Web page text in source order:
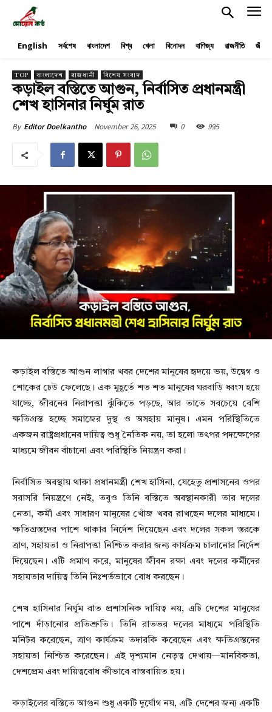
English সর্বশেষ বাংলাদেশ বিশ্ব খেলা বিনোদন বাণিজ্য রাজনীতি
TOP বাংলাদেশ রাজধানী বিশেষ সংবাদ
কড়াইল বস্তিতে আগুন, নির্বাসিত প্রধানমন্ত্রী
শেখ হাসিনার নির্ঘুম রাত
By Editor Doelkantho November 26, 2025 0 995
কড়াইল বস্তিতে আগুন লাগার খবর দেশের মানুষের হৃদয়ে ভয়, উদ্বেগ ও
শোকের ঢেউ ফেলেছে। এক মুহূর্তে শত শত মানুষের ঘরবাড়ি ধ্বংস হয়ে
যাচ্ছে, জীবনের নিরাপত্তা ঝুঁকিতে পড়ছে, আর তাতে সবচেয়ে বেশি
ক্ষতিগ্রস্ত হচ্ছে সমাজের দুস্থ ও অসহায় মানুষ। এমন পরিস্থিতিতে
একজন রাষ্ট্রপ্রধানের দায়িত্ব শুধু নৈতিক নয়, তা হলো তৎপর পদক্ষেপের
মাধ্যমে জীবন বাঁচানো এবং পরিস্থিতি নিয়ন্ত্রণ করা।
নির্বাসিত অবস্থায় থাকা প্রধানমন্ত্রী শেখ হাসিনা, যেহেতু প্রশাসনের ওপর
সরাসরি নিয়ন্ত্রণে নেই, তবুও তিনি বস্তিতে অবস্থানকারী তার দলের
নেতা, কর্মী এবং সাধারণ মানুষের খোঁজ খবর রাখছেন দলের মাধ্যমে।
ক্ষতিগ্রস্তদের পাশে থাকার নির্দেশ দিয়েছেন এবং দলের সকল স্তরকে
ত্রাণ, সহায়তা ও নিরাপত্তা নিশ্চিত করার জন্য কার্যক্রম চালানোর নির্দেশ
দিয়েছেন। এটি প্রমাণ করে, মানুষের জীবন রক্ষা এবং দলের কর্মীদের
সহায়তার দায়িত্ব তিনি নিঃশর্তভাবে বোধ করছেন।
শেখ হাসিনার নির্ঘুম রাত প্রশাসনিক দায়িত্ব নয়, এটি দেশের মানুষের
পাশে দাঁড়ানোর প্রতিশ্রুতি। তিনি রাতভর দলের মাধ্যমে পরিস্থিতি
মনিটর করেছেন, ত্রাণ কার্যক্রম তদারকি করেছেন এবং ক্ষতিগ্রস্তদের
সহায়তা নিশ্চিত করেছেন। এই দৃশ্যমান নেতৃত্ব দেখায়—মানবিকতা,
দেশপ্রেম এবং দায়িত্ববোধ কীভাবে বাস্তবায়িত হয়।
কড়াইলের বস্তিতে আগুন শুধু একটি দুর্যোগ নয়, এটি দেশের জন্য একটি